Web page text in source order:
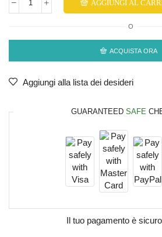
AGGIUNGI AL
O
ACQUISTA ORA
Aggiungi alla lista dei desideri
GUARANTEED SAFE
Il tuo pagamento è